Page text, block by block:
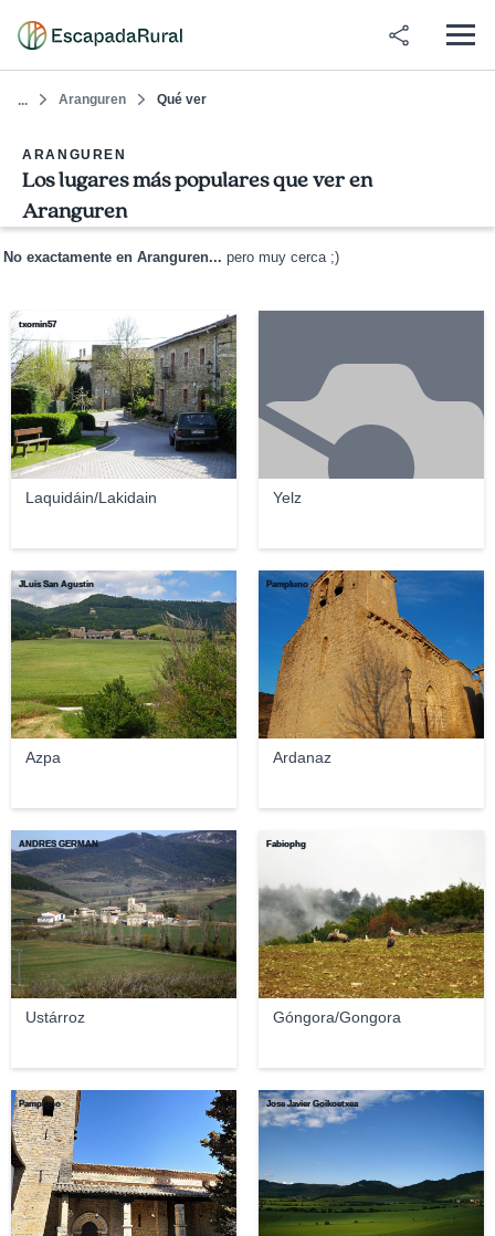
... Aranguren Qué ver
ARANGUREN
Los lugares más populares que ver en
Aranguren
No exactamente en Aranguren... pero muy cerca ;)
Laquidáin/Lakidain
txomin57
Yelz
Azpa
JLuis San Agustin
Ardanaz
Pampluno
Ustárroz
ANDRES GERMAN
Góngora/Gongora
Fabiophg
Pampluno Jose Javier Goikoetxea